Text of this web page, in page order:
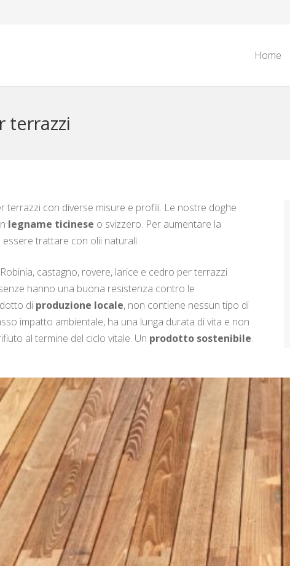
Home
terrazzi
terrazzi con diverse misure e profili. Le nostre doghe
legname ticinese o svizzero. Per aumentare la
trattare con olii naturali.
castagno, rovere, larice e cedro per terrazzi
hanno una buona resistenza contro le
di produzione locale, non contiene nessun tipo di
impatto ambientale, ha una lunga durata di vita e non
al termine del ciclo vitale. Un prodotto sostenibile.